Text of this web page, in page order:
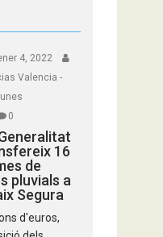
4, 2022
Valencia -
0
16
de
pluvials a
Segura
d'euros,